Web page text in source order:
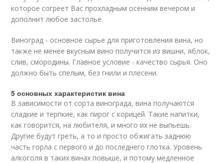
которое согреет Вас прохладным осенним вечером и
дополнит любое застолье.
Виноград - основное сырье для приготовления вина, но
также не менее вкусным вино получится из вишни, яблок,
слив, смородины. Главное условие - качество сырья. Оно
должно быть спелым, без гнили и плесени.
5 основных характеристик вина
В зависимости от сорта винограда, вина получаются
сладкие и терпкие, как пирог с корицей. Такие напитки,
как говорится, на любителя, и много их не выпьешь.
Другие будут греть, а то и просто обжигать заднюю
часть горла с первого и до последнего глотка. Уровень
алкоголя в таких винах повыше, и потому медленное